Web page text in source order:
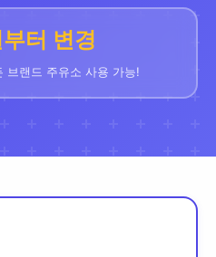
터 변경
브랜드 주유소 사용 가능!